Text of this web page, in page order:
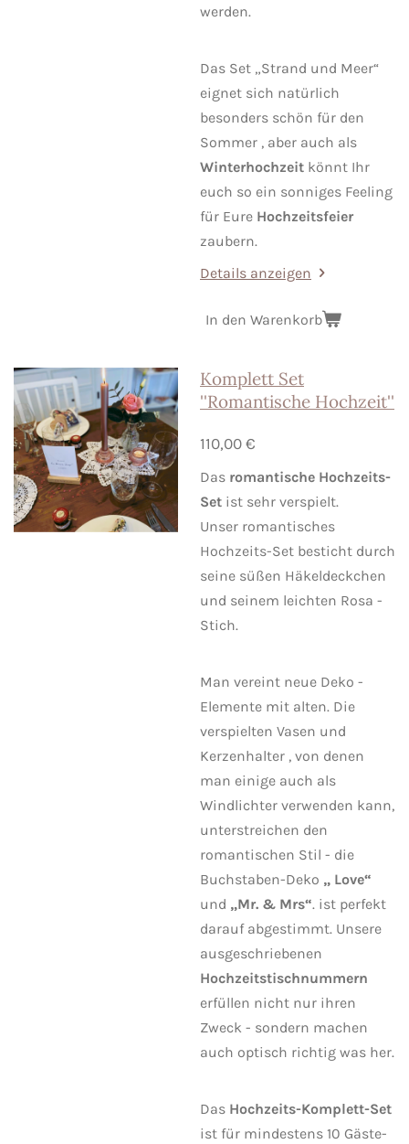
werden.
Das Set „Strand und Meer“
eignet sich natürlich
besonders schön für den
Sommer , aber auch als
Winterhochzeit könnt Ihr
euch so ein sonniges Feeling
für Eure Hochzeitsfeier
zaubern.
Details anzeigen
In den Warenkorb
Komplett Set
''Romantische Hochzeit''
110,00 €
Das romantische Hochzeits-
Set ist sehr verspielt.
Unser romantisches
Hochzeits-Set besticht durch
seine süßen Häkeldeckchen
und seinem leichten Rosa -
Stich.
Man vereint neue Deko -
Elemente mit alten. Die
verspielten Vasen und
Kerzenhalter , von denen
man einige auch als
Windlichter verwenden kann,
unterstreichen den
romantischen Stil - die
Buchstaben-Deko „ Love“
und „Mr. & Mrs“. ist perfekt
darauf abgestimmt. Unsere
ausgeschriebenen
Hochzeitstischnummern
erfüllen nicht nur ihren
Zweck - sondern machen
auch optisch richtig was her.
Das Hochzeits-Komplett-Set
ist für mindestens 10 Gäste-